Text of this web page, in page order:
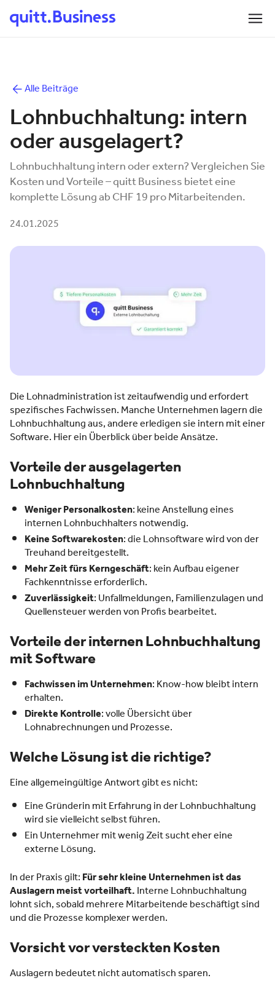
Alle Beiträge
Lohnbuchhaltung: intern
oder ausgelagert?
Lohnbuchhaltung intern oder extern? Vergleichen Sie
Kosten und Vorteile – quitt Business bietet eine
komplette Lösung ab CHF 19 pro Mitarbeitenden.
24.01.2025
Die Lohnadministration ist zeitaufwendig und erfordert
spezifisches Fachwissen. Manche Unternehmen lagern die
Lohnbuchhaltung aus, andere erledigen sie intern mit einer
Software. Hier ein Überblick über beide Ansätze.
Vorteile der ausgelagerten
Lohnbuchhaltung
Weniger Personalkosten: keine Anstellung eines
internen Lohnbuchhalters notwendig.
Keine Softwarekosten: die Lohnsoftware wird von der
Treuhand bereitgestellt.
Mehr Zeit fürs Kerngeschäft: kein Aufbau eigener
Fachkenntnisse erforderlich.
Zuverlässigkeit: Unfallmeldungen, Familienzulagen und
Quellensteuer werden von Profis bearbeitet.
Vorteile der internen Lohnbuchhaltung
mit Software
Fachwissen im Unternehmen: Know-how bleibt intern
erhalten.
Direkte Kontrolle: volle Übersicht über
Lohnabrechnungen und Prozesse.
Welche Lösung ist die richtige?
Eine allgemeingültige Antwort gibt es nicht:
Eine Gründerin mit Erfahrung in der Lohnbuchhaltung
wird sie vielleicht selbst führen.
Ein Unternehmer mit wenig Zeit sucht eher eine
externe Lösung.
In der Praxis gilt:Für sehr kleine Unternehmen ist das
Auslagern meist vorteilhaft.Interne Lohnbuchhaltung
lohnt sich, sobald mehrere Mitarbeitende beschäftigt sind
und die Prozesse komplexer werden.
Vorsicht vor versteckten Kosten
Auslagern bedeutet nicht automatisch sparen.